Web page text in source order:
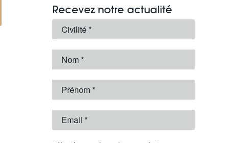
Recevez notre actualité